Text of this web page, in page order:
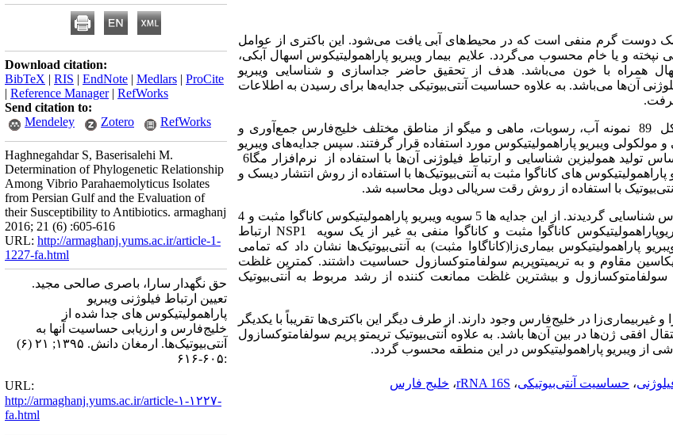
نمک دوست گرم منفی است که در محیط‌های آبی یافت می‌شود. این باکتری از عوامل
و یا خام محسوب می‌گردد. علایم بیمار ویبریو پاراهمولیتیکوس اسهال آبکی،
همراه با خون می‌باشد. هدف از تحقیق حاضر جداسازی و شناسایی ویبریو
آن‌ها می‌باشد. به علاوه حساسیت آنتی‌بیوتیکی جدایه‌ها برای رسیدن به اطلاعات
در این مطالعه مقطعی به‌طور کل 89 نمونه آب، رسوبات، ماهی و میگو از مناطق مختلف خلیج‌فارس جمع‌آوری و
ویبریو پاراهمولیتیکوس مورد استفاده قرار گرفتند. سپس جدایه‌های ویبریو
های کاناگوا مثبت به آنتی‌بیوتیک‌ها با استفاده از روش انتشار دیسک و
با استفاده از روش رقت سریالی دوبل محاسبه شد.
در مجموع 9 جدایه ویبریو پاراهمولیتیکوس شناسایی گردیدند. از این جدایه ها 5 سویه ویبریو پاراهمولیتیکوس کاناگوا مثبت و 4
کاناگوا مثبت و کاناگوا منفی به ‌غیر از یک سویه
NSP1 ارتباط
پاراهمولیتیکوس بیماری‌زا(کاناگاوا مثبت) به آنتی‌بیوتیک‌ها نشان داد که تمامی
مقاوم و به تریمیتوپریم سولفامتوکسازول حساسیت داشتند. کمترین غلظت
و بیشترین غلظت ممانعت کننده از رشد مربوط به آنتی‌بیوتیک
و غیربیماری‌زا در خلیج‌فارس وجود دارند. از طرف دیگر این باکتری‌ها تقریباً با یکدیگر
افقی ژن‌ها در بین آن‌ها باشد. به علاوه آنتی‌بیوتیک تریمتو پریم سولفامتوکسازول
از ویبریو پاراهمولیتیکوس در این منطقه محسوب گردد.
، حساسیت آنتی‌بیوتیکی، rRNA 16S، خلیج فارس
Download citation:
BibTeX | RIS | EndNote | Medlars | ProCite
| Reference Manager| RefWorks
Send citation to:
Mendeley
Zotero RefWorks
Haghnegahdar S, Baserisalehi M.
Determination of Phylogenetic Relationship
Among Vibrio Parahaemolyticus Isolates
from Persian Gulf and the Evaluation of
their Susceptibility to Antibiotics. armaghanj
2016; 21 (6) :605-616
URL: http://armaghanj.yums.ac.ir/article-1-
1227-fa.html
حق نگهدار سارا، باصری صالحی مجید.
تعیین ارتباط فیلوژنی ویبریو
پاراهمولیتیکوس های جدا شده از
خلیج‌فارس و ارزیابی حساسیت آنها به
آنتی‌بیوتیک‌ها. ارمغان دانش. ۱۳۹۵; ۲۱ (۶)
:۶۰۵-۶۱۶
URL:
http://armaghanj.yums.ac.ir/article-۱-۱۲۲۷-
fa.html